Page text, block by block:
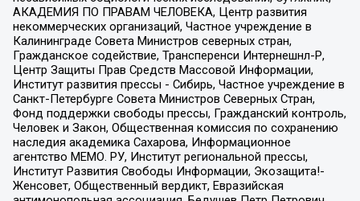
АКАДЕМИЯ ПО ПРАВАМ ЧЕЛОВЕКА, Центр развития
некоммерческих организаций, Частное учреждение в
Калининграде Совета Министров северных стран,
Гражданское содействие, Трансперенси Интернешнл-Р,
Центр Защиты Прав Средств Массовой Информации,
Институт развития прессы - Сибирь, Частное учреждение в
Санкт-Петербурге Совета Министров Северных Стран,
Фонд поддержки свободы прессы, Гражданский контроль,
Человек и Закон, Общественная комиссия по сохранению
наследия академика Сахарова, Информационное
агентство МЕМО. РУ, Институт региональной прессы,
Институт Развития Свободы Информации, Экозащита!-
Женсовет, Общественный вердикт, Евразийская